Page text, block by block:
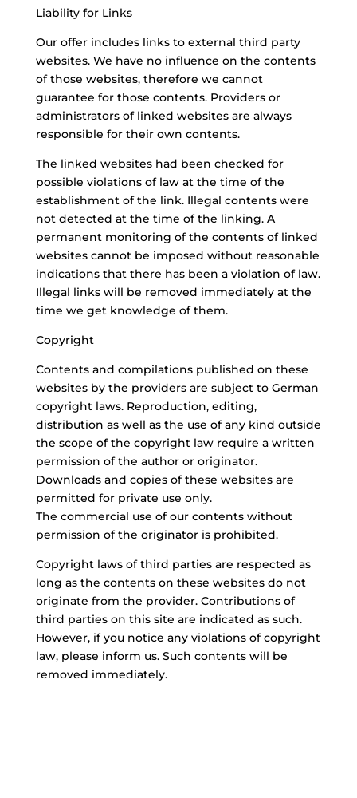
Liability for Links
Our offer includes links to external third party
websites. We have no influence on the contents
of those websites, therefore we cannot
guarantee for those contents. Providers or
administrators of linked websites are always
responsible for their own contents.
The linked websites had been checked for
possible violations of law at the time of the
establishment of the link. Illegal contents were
not detected at the time of the linking. A
permanent monitoring of the contents of linked
websites cannot be imposed without reasonable
indications that there has been a violation of law.
Illegal links will be removed immediately at the
time we get knowledge of them.
Copyright
Contents and compilations published on these
websites by the providers are subject to German
copyright laws. Reproduction, editing,
distribution as well as the use of any kind outside
the scope of the copyright law require a written
permission of the author or originator.
Downloads and copies of these websites are
permitted for private use only.
The commercial use of our contents without
permission of the originator is prohibited.
Copyright laws of third parties are respected as
long as the contents on these websites do not
originate from the provider. Contributions of
third parties on this site are indicated as such.
However, if you notice any violations of copyright
law, please inform us. Such contents will be
removed immediately.